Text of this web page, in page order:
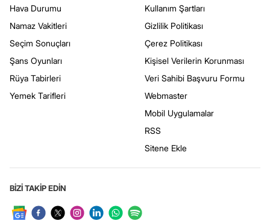
Hava Durumu
Namaz Vakitleri
Seçim Sonuçları
Şans Oyunları
Rüya Tabirleri
Yemek Tarifleri
Kullanım Şartları
Gizlilik Politikası
Çerez Politikası
Kişisel Verilerin Korunması
Veri Sahibi Başvuru Formu
Webmaster
Mobil Uygulamalar
RSS
Sitene Ekle
BİZİ TAKİP EDİN